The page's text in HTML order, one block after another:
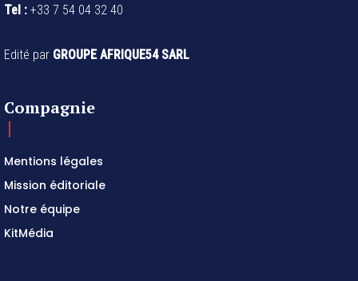
Tel : +33 7 54 04 32 40
Edité par GROUPE AFRIQUE54 SARL
Compagnie
Mentions légales
Mission éditoriale
Notre équipe
KitMédia